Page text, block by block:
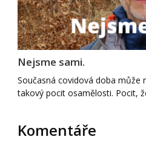
Nejsme sami.
Současná covidová doba může
takový pocit osamělosti. Pocit,
Komentáře